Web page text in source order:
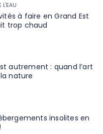
L'EAU
à faire en Grand Est
trop chaud
autrement : quand l’art
nature
insolites en